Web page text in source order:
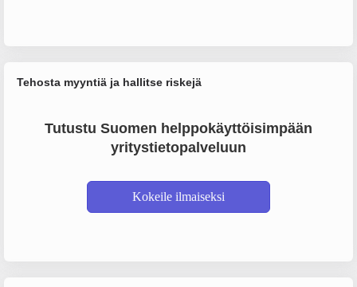
Tehosta myyntiä ja hallitse riskejä
Tutustu Suomen helppokäyttöisimpään
yritystietopalveluun
Kokeile ilmaiseksi